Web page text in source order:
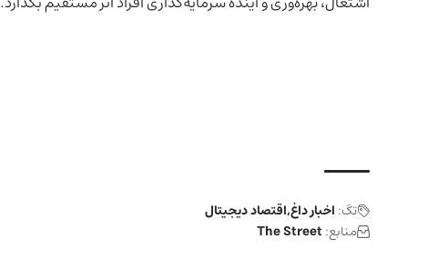
تگ: اخبار داغ اقتصاد دیجیتال
منابع:The Street